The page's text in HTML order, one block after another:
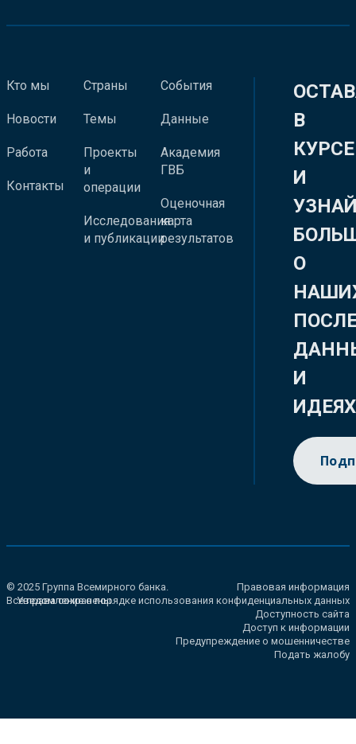
Кто мы
Новости
Работа
Контакты
Страны
Темы
Проекты
и
операции
Исследования
и публикации
События
Данные
Академия
ГВБ
Оценочная
карта
результатов
В
КУРСЕ
И
О
И
ИДЕЯХ
© 2025 Группа Всемирного банка.
Все права сохранены.
Правовая информация
Уведомление о порядке использования конфиденциальных данных
Доступность сайта
Доступ к информации
Предупреждение о мошенничестве
Подать жалобу